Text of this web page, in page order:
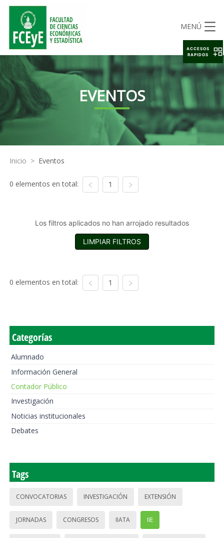
MENÚ
EVENTOS
Inicio > Eventos
0 elementos en total: 1
Los filtros aplicados no han arrojado resultados
LIMPIAR FILTROS
0 elementos en total: 1
Categorías
Alumnado
Información General
Contador Público
Investigación
Noticias institucionales
Debates
Tags
CONVOCATORIAS INVESTIGACIÓN EXTENSIÓN
JORNADAS CONGRESOS IIATA IIE
ACCESOS
RAPIDOS